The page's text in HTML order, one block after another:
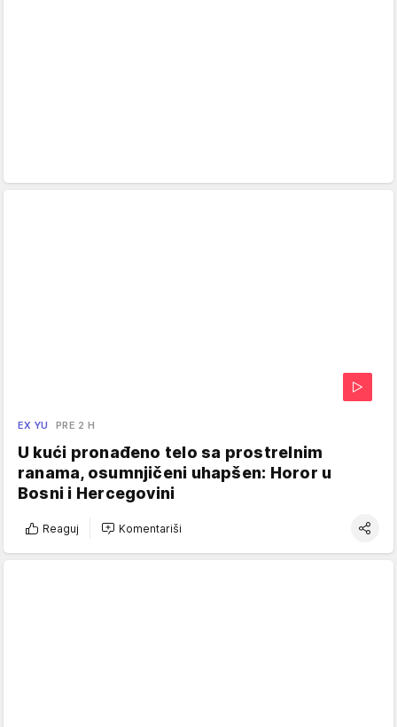
EX YU PRE 2 H
U kući pronađeno telo sa prostrelnim
ranama, osumnjičeni uhapšen: Horor u
Bosni i Hercegovini
Reaguj Komentariši